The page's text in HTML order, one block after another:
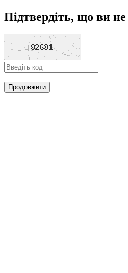
Підтвердіть, що ви не
Продовжити